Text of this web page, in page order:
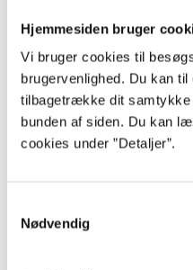
Hjemmesiden bruger
Vi bruger cookies til
brugervenlighed. Du kan
tilbagetrække dit samtykke
bunden af siden. Du kan
cookies under ”Detaljer”.
Nødvendig
lorem ipsum dolor sit amet
lorem ipsum dolor sit amet
lorem ipsum dolor sit amet
lorem ipsum dolor sit amet
lorem ipsum dolor sit amet
lorem ipsum dolor sit amet
lorem ipsum dolor sit amet